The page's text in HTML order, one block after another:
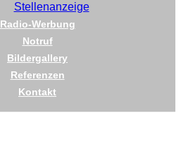
Stellenanzeige
Radio-Werbung
Notruf
Bildergallery
Referenzen
Kontakt